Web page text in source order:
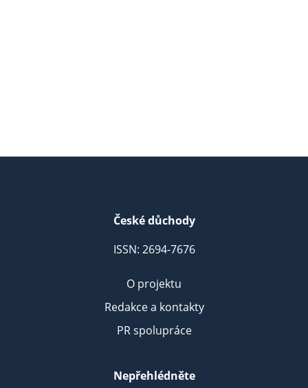
České důchody
ISSN: 2694-7676
O projektu
Redakce a kontakty
PR spolupráce
Nepřehlédněte